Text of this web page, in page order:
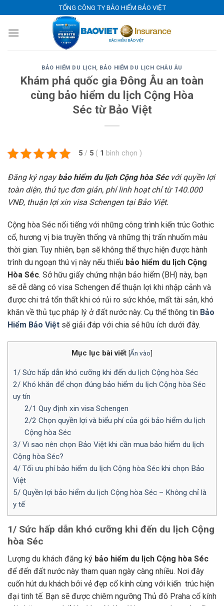
to
content
TỔNG CÔNG TY BẢO HIỂM BẢO VIỆT
BẢO HIỂM DU LỊCH, BẢO HIỂM DU LỊCH CHÂU ÂU
Khám phá quốc gia Đông Âu an toàn
cùng bảo hiểm du lịch Cộng Hòa
Séc từ Bảo Việt
5 / 5 ( 1 bình chọn )
Đăng ký ngaybảo hiểm du lịch Cộng hòa Sécvới quyền lợi
toàn diện, thủ tục đơn giản, phí linh hoạt chỉ từ 140.000
VNĐ, thuận lợi xin visa Schengen tại Bảo Việt.
Cộng hòa Séc nổi tiếng với những công trình kiến trúc Gothic
cổ, hương vị bia truyền thống và những thị trấn nhuốm màu
thời gian. Tuy nhiên, bạn sẽ không thể thực hiện được hành
trình du ngoạn thú vị này nếu thiếu bảo hiểm du lịch Cộng
Hòa Séc. Sở hữu giấy chứng nhận bảo hiểm (BH) này, bạn
sẽ dễ dàng có visa Schengen để thuận lợi khi nhập cảnh và
được chi trả tổn thất khi có rủi ro sức khỏe, mất tài sản, khó
khăn về thủ tục pháp lý ở đất nước này. Cụ thể thông tin Bảo
Hiểm Bảo Việt sẽ giải đáp với chia sẻ hữu ích dưới đây.
Mục lục bài viết [Ẩn vào]
1/ Sức hấp dẫn khó cưỡng khi đến du lịch Cộng hòa Séc
2/ Khó khăn để chọn đúng bảo hiểm du lịch Cộng hòa Séc
uy tín
2/1 Quy định xin visa Schengen
2/2 Chọn quyền lợi và biểu phí của gói bảo hiểm du lịch
Cộng hòa Séc
3/ Vì sao nên chọn Bảo Việt khi cần mua bảo hiểm du lịch
Cộng hòa Séc?
4/ Tối ưu phí bảo hiểm du lịch Cộng hòa Séc khi chọn Bảo
Việt
5/ Quyền lợi bảo hiểm du lịch Cộng hòa Séc – Không chỉ là
y tế
1/ Sức hấp dẫn khó cưỡng khi đến du lịch Cộng
hòa Séc
Lượng du khách đăng ký bảo hiểm du lịch Cộng hòa Séc
để đến đất nước này tham quan ngày càng nhiều. Nơi đây
cuốn hút du khách bởi vẻ đẹp cổ kính cùng với kiến trúc hiện
đại tinh tế. Bạn sẽ được chiêm ngưỡng Thủ đô Praha cổ kính